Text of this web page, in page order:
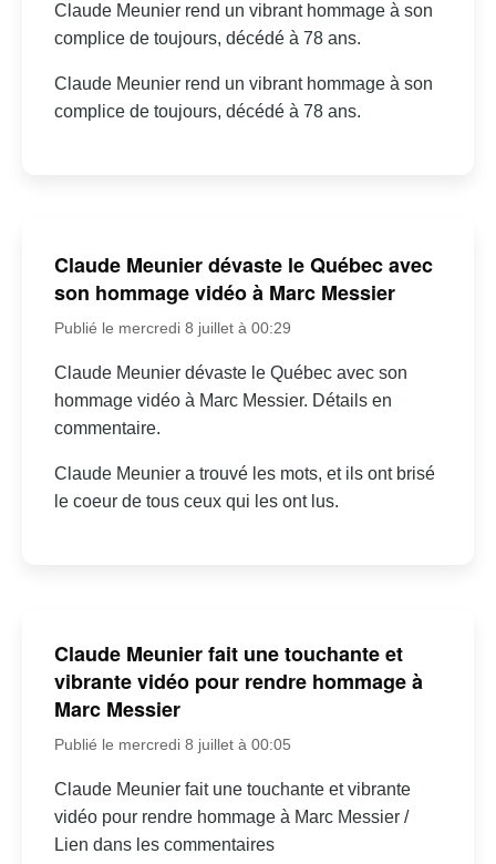
Claude Meunier rend un vibrant hommage à son
complice de toujours, décédé à 78 ans.
Claude Meunier rend un vibrant hommage à son
complice de toujours, décédé à 78 ans.
Claude Meunier dévaste le Québec avec
son hommage vidéo à Marc Messier
Publié le mercredi 8 juillet à 00:29
Claude Meunier dévaste le Québec avec son
hommage vidéo à Marc Messier. Détails en
commentaire.
Claude Meunier a trouvé les mots, et ils ont brisé
le coeur de tous ceux qui les ont lus.
Claude Meunier fait une touchante et
vibrante vidéo pour rendre hommage à
Marc Messier
Publié le mercredi 8 juillet à 00:05
Claude Meunier fait une touchante et vibrante
vidéo pour rendre hommage à Marc Messier /
Lien dans les commentaires